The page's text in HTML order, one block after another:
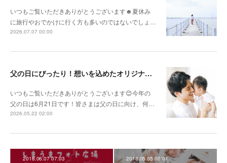
いつもご覧いただきありがとうございます☻夏休み
に旅行やおでかけに行く方も多いのではないでしょ…
2026.07.07 00:00
父の日にぴったり！想いを込めたオリジナルギフトを贈ろう🎁
いつもご覧いただきありがとうございます😊今年の
父の日は6月21日です！皆さまは父の日に向け、何…
2026.05.22 02:00
2018.06.07 07:03 2018.05.05 00:01